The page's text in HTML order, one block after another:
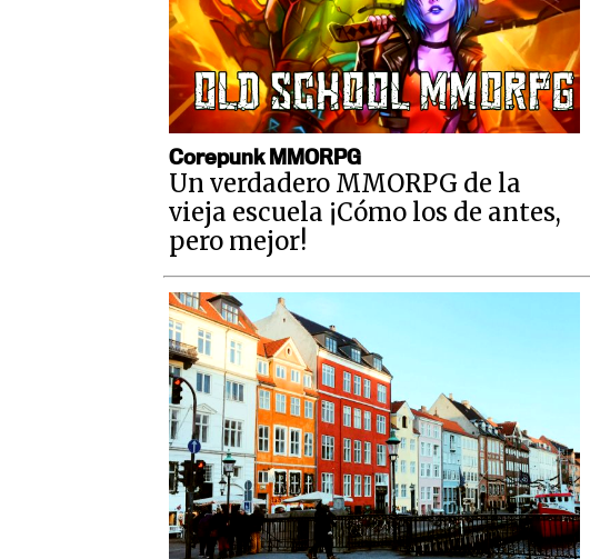
Corepunk MMORPG
Un verdadero MMORPG de la
vieja escuela ¡Cómo los de antes,
pero mejor!